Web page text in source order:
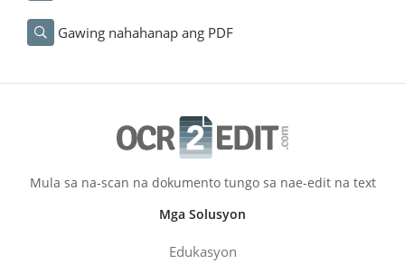
Gawing nahahanap ang PDF
Mula sa na-scan na dokumento tungo sa nae-edit na text
Mga Solusyon
Edukasyon